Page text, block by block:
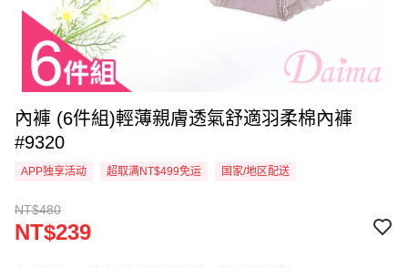
內褲 (6件組)輕薄親膚透氣舒適羽柔棉內褲
#9320
APP独享活动 超取满NT$499免运 国家/地区配送
NT$480
NT$239